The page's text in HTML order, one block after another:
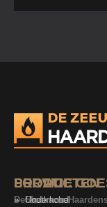
SERVICE
Onderhoud
PRODUCTEN
Houtkachel
LOCATIE
De Zeeuwse